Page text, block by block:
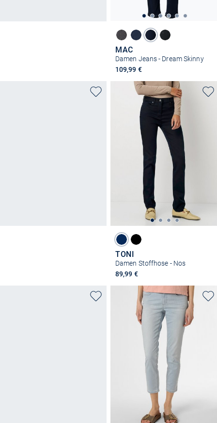
MAC
Damen Jeans - Dream Skinny
109,99 €
TONI
Damen Stoffhose - Nos
89,99 €